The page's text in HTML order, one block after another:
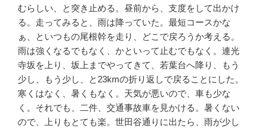
むらしい、と突き止める。昼前から、支度をして出かけ
る。走ってみると、雨は降っていた。最短コースかな
ぁ、といつもの尾根幹を走り、どこで戻ろうか考える。
雨は強くなるでもなく、かといって止むでもなく。連光
寺坂を上り、坂上までやってきて、若葉台へ降り、もう
少し、もう少し、と23kmの折り返しで戻ることにした。
寒くはなく、暑くもなく。天気が悪いので、車も少な
く。それでも、二件、交通事故車を見かける。暑くない
ので、上りもとても楽。世田谷通りに出たら、雨が少し